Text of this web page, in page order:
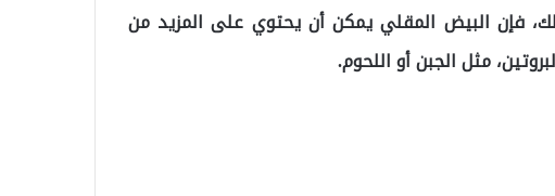
فإن البيض المقلي يمكن أن يحتوي على المزيد من
مثل الجبن أو اللحوم.